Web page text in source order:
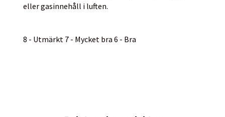
eller gasinnehåll i luften.
8 - Utmärkt 7 - Mycket bra 6 - Bra